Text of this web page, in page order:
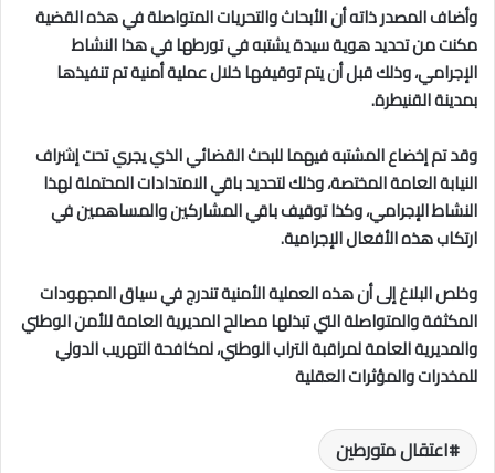
وأضاف المصدر ذاته أن الأبحاث والتحريات المتواصلة في هذه القضية
مكنت من تحديد هوية سيدة يشتبه في تورطها في هذا النشاط
الإجرامي، وذلك قبل أن يتم توقيفها خلال عملية أمنية تم تنفيذها
بمدينة القنيطرة.
وقد تم إخضاع المشتبه فيهما للبحث القضائي الذي يجري تحت إشراف
النيابة العامة المختصة، وذلك لتحديد باقي الامتدادات المحتملة لهذا
النشاط الإجرامي، وكذا توقيف باقي المشاركين والمساهمين في
ارتكاب هذه الأفعال الإجرامية.
وخلص البلاغ إلى أن هذه العملية الأمنية تندرج في سياق المجهودات
المكثفة والمتواصلة التي تبذلها مصالح المديرية العامة للأمن الوطني
والمديرية العامة لمراقبة التراب الوطني، لمكافحة التهريب الدولي
للمخدرات والمؤثرات العقلية
اعتقال متورطين